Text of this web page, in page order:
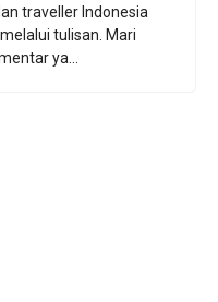
traveller Indonesia
tulisan. Mari
ya...